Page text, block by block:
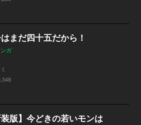
まだ四十五だから！
ガ
装版】今どきの若いモンは